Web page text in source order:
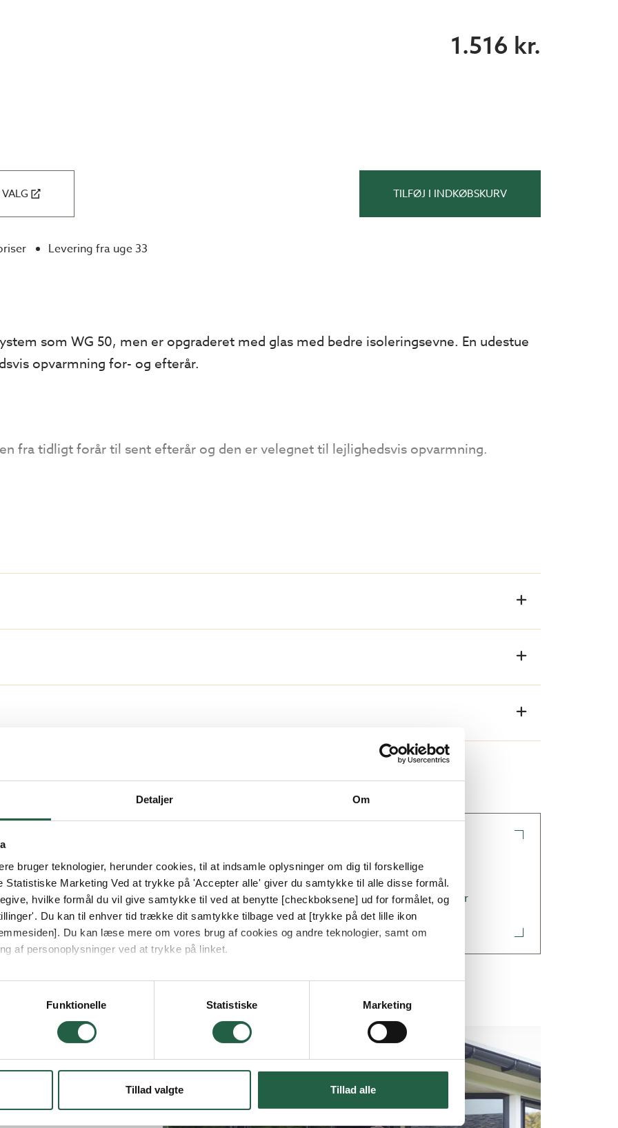
Detaljer Om
bruger teknologier, herunder cookies, til at indsamle oplysninger om dig til forskellige
Statistiske Marketing Ved at trykke på 'Accepter alle' giver du samtykke til alle disse formål.
hvilke formål du vil give samtykke til ved at benytte [checkboksene] ud for formålet, og
Du kan til enhver tid trække dit samtykke tilbage ved at [trykke på det lille ikon
Du kan læse mere om vores brug af cookies og andre teknologier, samt om
af personoplysninger ved at trykke på linket.
Google behandler personlige oplysninger
Funktionelle Statistiske Marketing
Tillad valgte Tillad alle
1.516 kr.
VALG TILFØJ I INDKØBSKURV
Levering fra uge 33
som WG 50, men er opgraderet med glas med bedre isoleringsevne. En udestue
opvarmning for- og efterår.
fra tidligt forår til sent efterår og den er velegnet til lejlighedsvis opvarmning.
+ 9 mm argongas + 4 mm sikkerhedsglas) så forbedres isoleringsevnen
information i vores montagevejledning
Garantien gælder for fejl vedrørende konstruktion, fremstilling eller
Spørgsmål om glaspartier?
Almindelige spørgsmål & svar om glaspartier